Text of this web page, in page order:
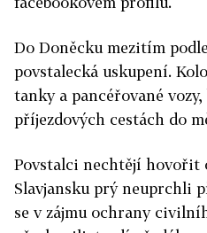
Do Doněcku mezitím
povstalecká uskupení.
tanky a pancéřované
příjezdových cestách do
Povstalci nechtějí hovořit
Slavjansku prý neuprchli
se v zájmu ochrany